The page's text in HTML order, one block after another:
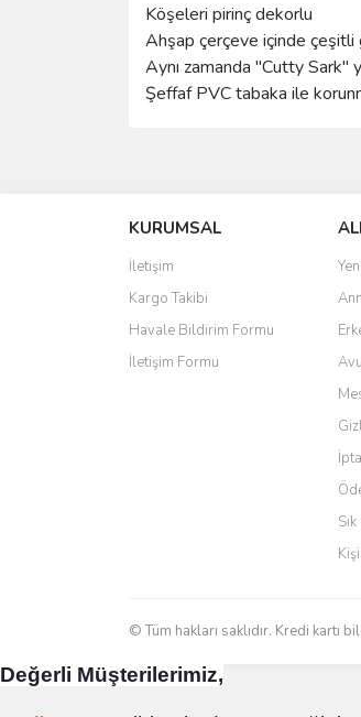
Köşeleri pirinç dekorlu
Ahşap çerçeve içinde çeşitli
Aynı zamanda "Cutty Sark"
Şeffaf PVC tabaka ile
Ürün resmi kalitesiz, bozuk
Ürün açıklamasında eksik
Ürün bilgilerinde hatalar
Ürün fiyatı diğer sitelerden
Bu ürüne benzer farklı
hiç zorlanmadım. Uzun
Ö... Ç... | 13/04/2026
Yani site de kaybolmuyorsunuz.
Aytaç Hacıalioğlu | 01/01/2026
E... S... | 12/12/2025
Site guzel çalışıyor irtibat lara
KURUMSAL
İletişim
Kargo Takibi
Havale Bildirim Formu
İletişim Formu
© Tüm hakları saklıdır. Kredi kartı
Değerli Müşterilerimiz,